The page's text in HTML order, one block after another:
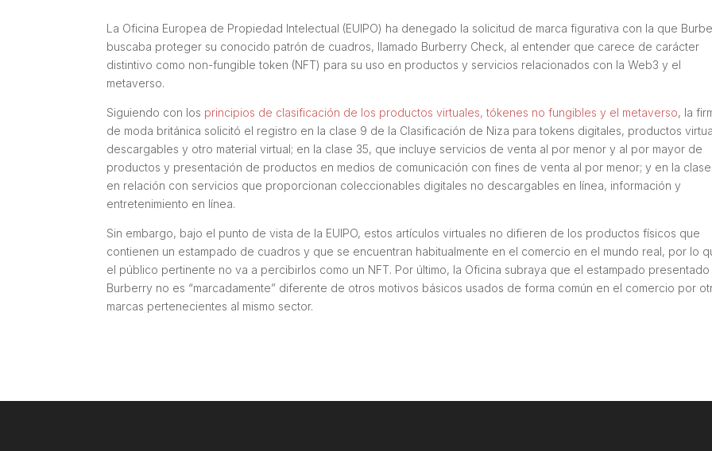
La Oficina Europea de Propiedad Intelectual (EUIPO) ha denegado la solicitud de marca figurativa con la que
buscaba proteger su conocido patrón de cuadros, llamado Burberry Check, al entender que carece de carácter
distintivo como non-fungible token (NFT) para su uso en productos y servicios relacionados con la Web3 y el
metaverso.
Siguiendo con los principios de clasificación de los productos virtuales, tókenes no fungibles y el metaverso, la
de moda británica solicitó el registro en la clase 9 de la Clasificación de Niza para tokens digitales, productos
descargables y otro material virtual; en la clase 35, que incluye servicios de venta al por menor y al por mayor de
productos y presentación de productos en medios de comunicación con fines de venta al por menor; y en la clase
en relación con servicios que proporcionan coleccionables digitales no descargables en línea, información y
entretenimiento en línea.
Sin embargo, bajo el punto de vista de la EUIPO, estos artículos virtuales no difieren de los productos físicos que
contienen un estampado de cuadros y que se encuentran habitualmente en el comercio en el mundo real, por lo
el público pertinente no va a percibirlos como un NFT. Por último, la Oficina subraya que el estampado
Burberry no es “marcadamente” diferente de otros motivos básicos usados de forma común en el comercio por
marcas pertenecientes al mismo sector.